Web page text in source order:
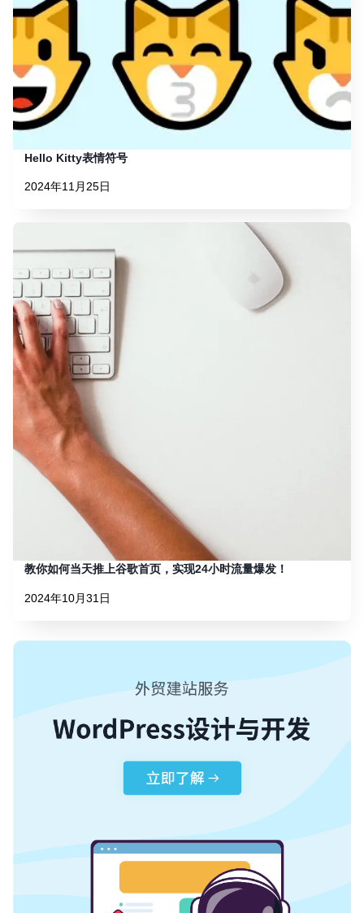
Hello Kitty表情符号
2024年11月25日
教你如何当天推上谷歌首页，实现24小时流量爆发！
2024年10月31日